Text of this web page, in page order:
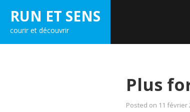
content
RUN ET SENS
courir et découvrir
Plus
Posted on 11 février